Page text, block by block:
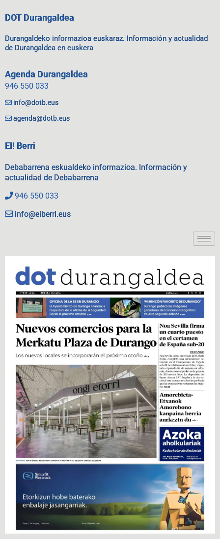
DOT Durangaldea
Durangaldeko informazioa euskaraz. Información y actualidad
de Durangaldea en euskera
Agenda Durangaldea
946 550 033
info@dotb.eus
agenda@dotb.eus
EI! Berri
Debabarrena eskualdeko informazioa. Información y
actualidad de Debabarrena
946 550 033
info@eiberri.eus